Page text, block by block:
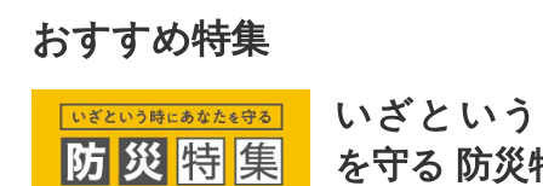
おすすめ特集
いざとい
を守る 防災